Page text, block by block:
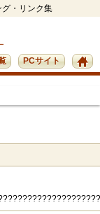
・リンク集
PCサイト